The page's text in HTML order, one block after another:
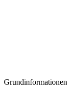
Grundinformationen